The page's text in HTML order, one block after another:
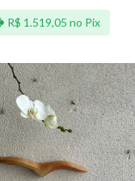
R$ 1.519,05 no Pix